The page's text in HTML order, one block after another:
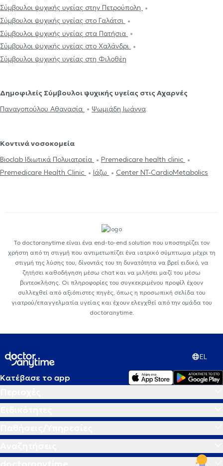
Σύμβουλοι ψυχικής υγείας στην Πετρούπολη
Σύμβουλοι ψυχικής υγείας στο Γαλάτσι
Σύμβουλοι ψυχικής υγείας στα Πατήσια
Σύμβουλοι ψυχικής υγείας στο Χαλάνδρι
Σύμβουλοι ψυχικής υγείας στη Φιλοθέη
Δημοφιλείς Σύμβουλοι ψυχικής υγείας στις Αχαρνές
Παναγοπούλου Αθανασία
Ψωμιάδη Ιωάννα
Κοντινά νοσοκομεία
Bioclab Ιδιωτικά Πολυιατρεία
Premedicare health clinic
Premedicare Health Clinic
Ιάζω Center NT-CardioMetabolics
Το doctoranytime είναι ένα end-to-end solution που υποστηρίζει τον
χρήστη από τη στιγμή που αντιμετωπίζει ένα ιατρικό σύμπτωμα μέχρι τη
στιγμή της λύσης του, δίνοντάς του τη δυνατότητα να βρεί ειδικό, να
ζητήσει καθοδήγηση μέσω chat και να μιλήσει μαζί του μέσω
βιντεοκλήσης. Οι πληροφορίες του συγκεκριμένου προφίλ έχουν
συλλεχθεί από αξιόπιστες πηγές, όπως η προσωπική σελίδα του
γιατρού/επαγγελματία υγείας και έχουν ελεγχθεί από την ομάδα του
doctoranytime.
EL
Κατέβασε το app